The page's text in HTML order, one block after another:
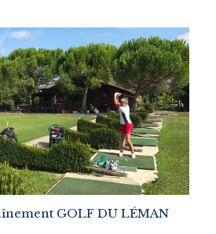
GOLF DU LÉMAN